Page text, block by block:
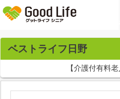
ベストライフ日野
【介護付有料老